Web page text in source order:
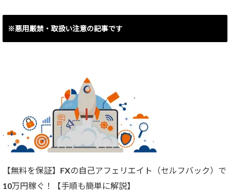
※悪用厳禁・取扱い注意の記事です
【無料を保証】FXの自己アフェリエイト（セルフバック）で
10万円稼ぐ！【手順も簡単に解説】